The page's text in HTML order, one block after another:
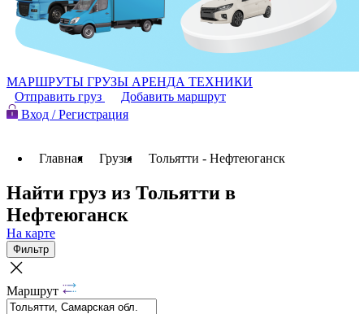
МАРШРУТЫ ГРУЗЫ АРЕНДА ТЕХНИКИ
Отправить груз
Добавить маршрут
Вход / Регистрация
Главная Грузы Тольятти - Нефтеюганск
Найти груз из Тольятти в
Нефтеюганск
На карте
Фильтр
Маршрут